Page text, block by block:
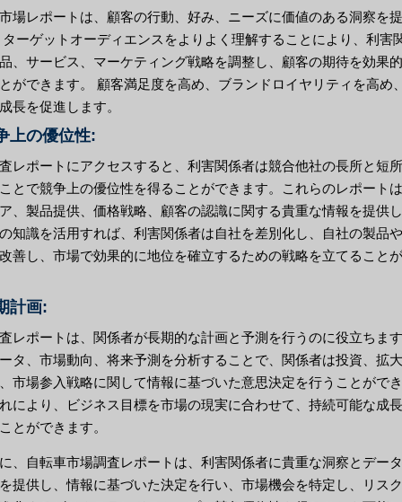
場レポートは、顧客の行動、好み、ニーズに価値のある洞察を
ーゲットオーディエンスをよりよく理解することにより、利害
、サービス、マーケティング戦略を調整し、顧客の期待を効果
ができます。 顧客満足度を高め、ブランドロイヤリティを高め
長を促進します。
上の優位性:
レポートにアクセスすると、利害関係者は競合他社の長所と短
とで競争上の優位性を得ることができます。これらのレポート
、製品提供、価格戦略、顧客の認識に関する貴重な情報を提供
知識を活用すれば、利害関係者は自社を差別化し、自社の製品
善し、市場で効果的に地位を確立するための戦略を立てること
計画:
レポートは、関係者が長期的な計画と予測を行うのに役立ちま
タ、市場動向、将来予測を分析することで、関係者は投資、拡
市場参入戦略に関して情報に基づいた意思決定を行うことがで
により、ビジネス目標を市場の現実に合わせて、持続可能な成
とができます。
、自転車市場調査レポートは、利害関係者に貴重な洞察とデー
提供し、情報に基づいた決定を行い、市場機会を特定し、リス